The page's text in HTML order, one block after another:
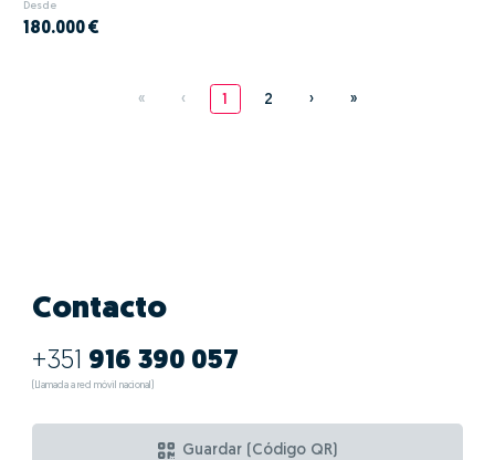
Desde
180.000 €
« ‹ 1 2 › »
Contacto
+351 916 390 057
(Llamada a red móvil nacional)
Guardar (Código QR)